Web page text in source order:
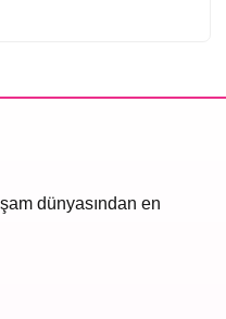
dünyasından en